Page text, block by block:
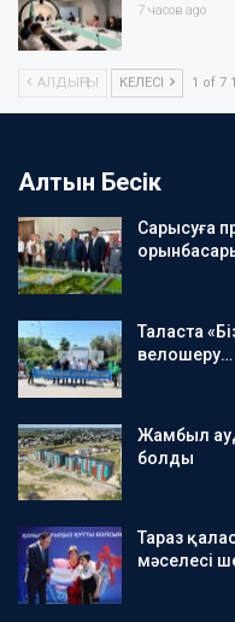
7 часов ago
АЛДЫҢҒЫ КЕЛЕСІ 1 of 7
Алтын Бесік
Сарысуға
Таласта
велошеру…
Жамбыл
болды
Тараз
мәселесі